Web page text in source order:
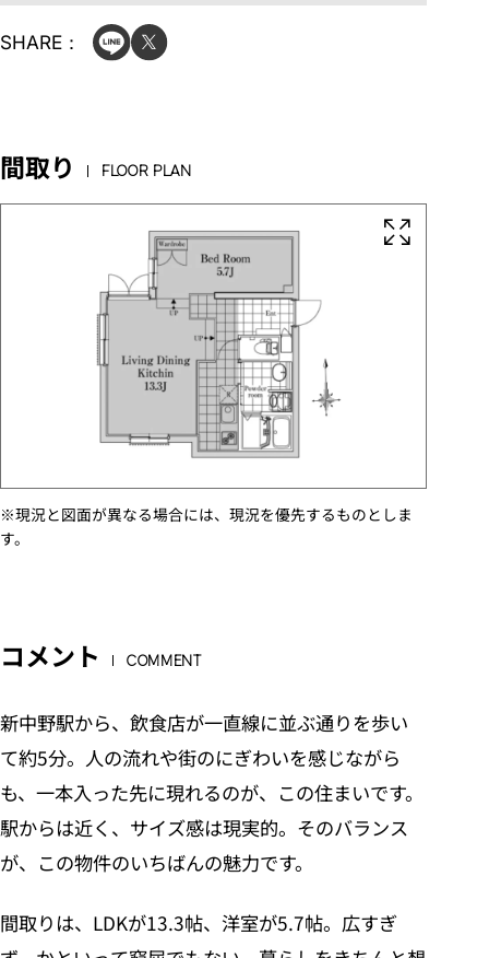
SHARE：
間取り FLOOR PLAN
※現況と図面が異なる場合には、現況を優先するものとしま
す。
コメント COMMENT
新中野駅から、飲食店が一直線に並ぶ通りを歩い
て約5分。人の流れや街のにぎわいを感じながら
も、一本入った先に現れるのが、この住まいです。
駅からは近く、サイズ感は現実的。そのバランス
が、この物件のいちばんの魅力です。
間取りは、LDKが13.3帖、洋室が5.7帖。広すぎ